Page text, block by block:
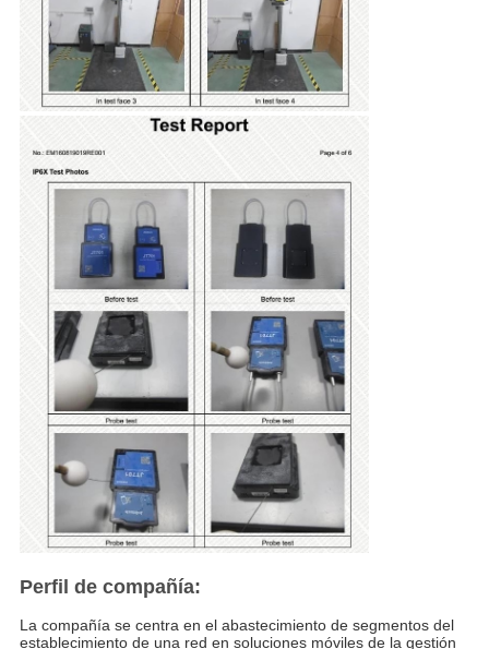
Perfil de compañía:
La compañía se centra en el abastecimiento de segmentos del
establecimiento de una red en soluciones móviles de la gestión